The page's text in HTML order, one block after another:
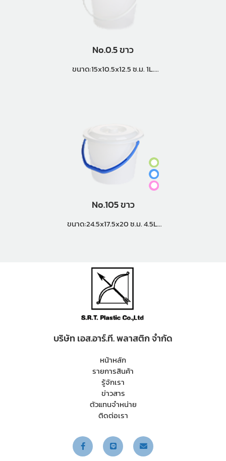
No.0.5 ขาว
ขนาด:15x10.5x12.5 ซ.ม. 1L.
No.105 ขาว
ขนาด:24.5x17.5x20 ซ.ม. 4.5L.
บริษัท เอส.อาร์.ที. พลาสติก จำกัด
หน้าหลัก
รายการสินค้า
รู้จักเรา
ข่าวสาร
ตัวแทนจำหน่าย
ติดต่อเรา